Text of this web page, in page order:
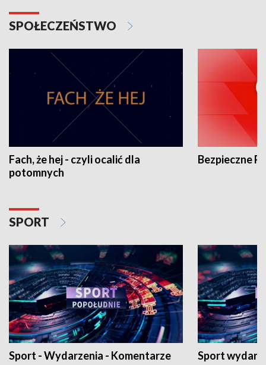
SPOŁECZEŃSTWO
Fach, że hej - czyli ocalić dla
potomnych
Bezpieczne
SPORT
Sport - Wydarzenia - Komentarze Sport